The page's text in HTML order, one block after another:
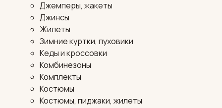
Джемперы, жакеты
Джинсы
Жилеты
Зимние куртки, пуховики
Кеды и кроссовки
Комбинезоны
Комплекты
Костюмы
Костюмы, пиджаки, жилеты